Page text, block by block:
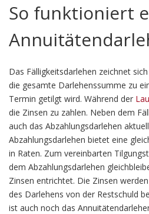
So funktioniert
Das Fälligkeitsdarlehen zeichnet
die gesamte Darlehenssumme zu
Termin getilgt wird. Während der
die Zinsen zu zahlen. Neben dem
auch das Abzahlungsdarlehen
Abzahlungsdarlehen bietet eine
in Raten. Zum vereinbarten
dem Abzahlungsdarlehen
Zinsen entrichtet. Die Zinsen
des Darlehens von der Restschuld
ist auch noch das